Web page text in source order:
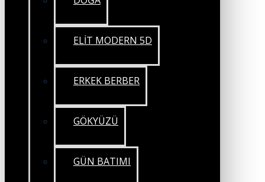
ELİT MODERN 5D
ERKEK BERBER
GÖKYÜZÜ
GÜN BATIMI